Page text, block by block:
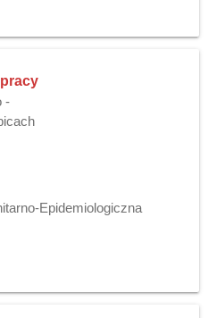
-
Epidemiologiczna